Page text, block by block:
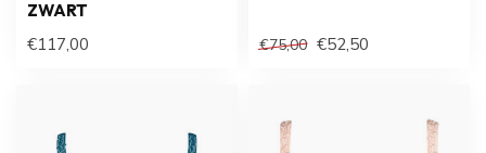
ZWART
€117,00 €75,00 €52,50